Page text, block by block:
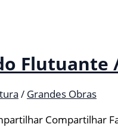
Flutuante
/ Grandes Obras
Compartilhar